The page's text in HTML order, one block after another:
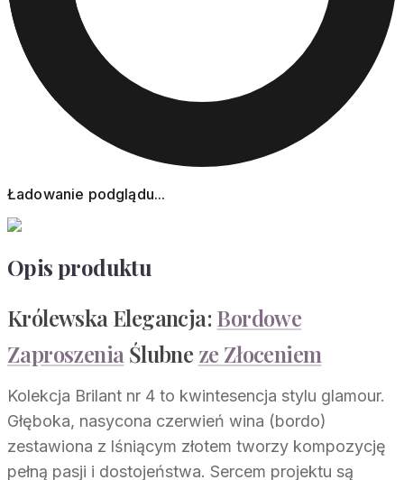
Ładowanie podglądu...
Opis produktu
Królewska Elegancja:Bordowe
Zaproszenia Ślubne ze Złoceniem
Kolekcja Brilant nr 4 to kwintesencja stylu glamour.
Głęboka, nasycona czerwień wina (bordo)
zestawiona z lśniącym złotem tworzy kompozycję
pełną pasji i dostojeństwa. Sercem projektu są